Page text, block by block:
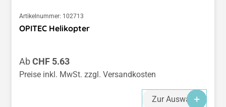
Artikelnummer: 102713
OPITEC Helikopter
Regulärer Preis:
AbCHF 5.63
Preise inkl. MwSt. zzgl. Versandkosten
Zur Auswahl